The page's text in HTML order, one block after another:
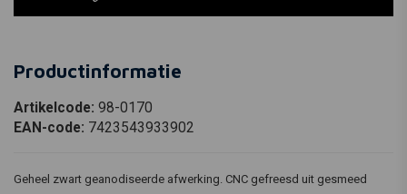
Productinformatie
Artikelcode: 98-0170
EAN-code: 7423543933902
Geheel zwart geanodiseerde afwerking. CNC gefreesd uit gesmeed